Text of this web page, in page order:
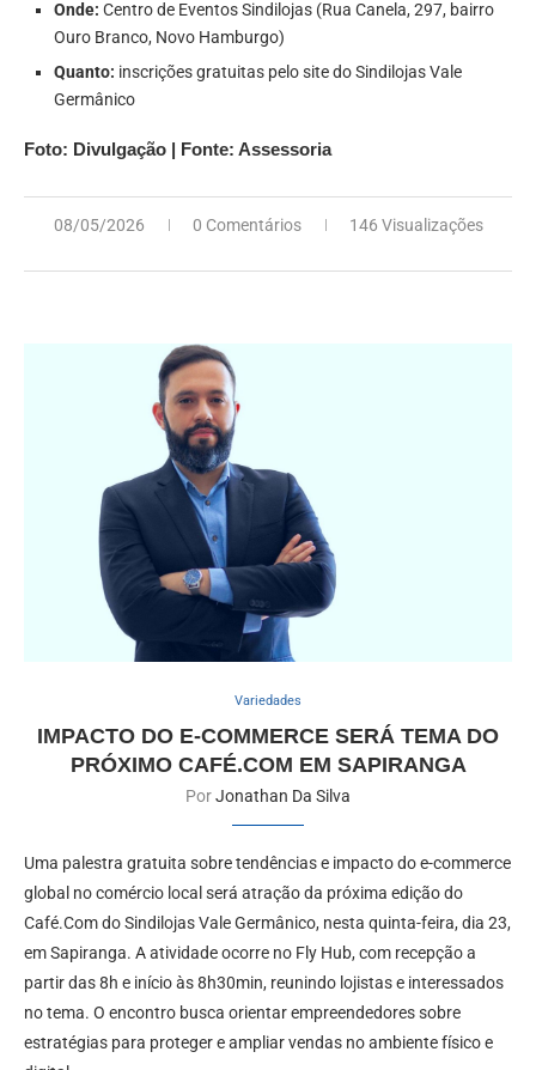
Onde: Centro de Eventos Sindilojas (Rua Canela, 297, bairro
Ouro Branco, Novo Hamburgo)
Quanto: inscrições gratuitas pelo site do Sindilojas Vale
Germânico
Foto: Divulgação | Fonte: Assessoria
08/05/2026 0 Comentários 146 Visualizações
Variedades
IMPACTO DO E-COMMERCE SERÁ TEMA DO
PRÓXIMO CAFÉ.COM EM SAPIRANGA
PorJonathan Da Silva
Uma palestra gratuita sobre tendências e impacto do e-commerce
global no comércio local será atração da próxima edição do
Café.Com do Sindilojas Vale Germânico, nesta quinta-feira, dia 23,
em Sapiranga. A atividade ocorre no Fly Hub, com recepção a
partir das 8h e início às 8h30min, reunindo lojistas e interessados
no tema. O encontro busca orientar empreendedores sobre
estratégias para proteger e ampliar vendas no ambiente físico e